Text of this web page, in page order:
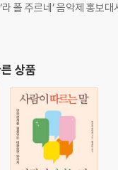
다 | 눈앞의 것에만 관심
폴 주르네’ 음악제 홍보
상품